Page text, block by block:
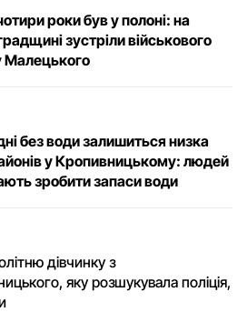
роки був у полоні: на
зустріли військового
без води залишиться низка
у Кропивницькому: людей
зробити запаси води
дівчинку з
яку розшукувала поліція,